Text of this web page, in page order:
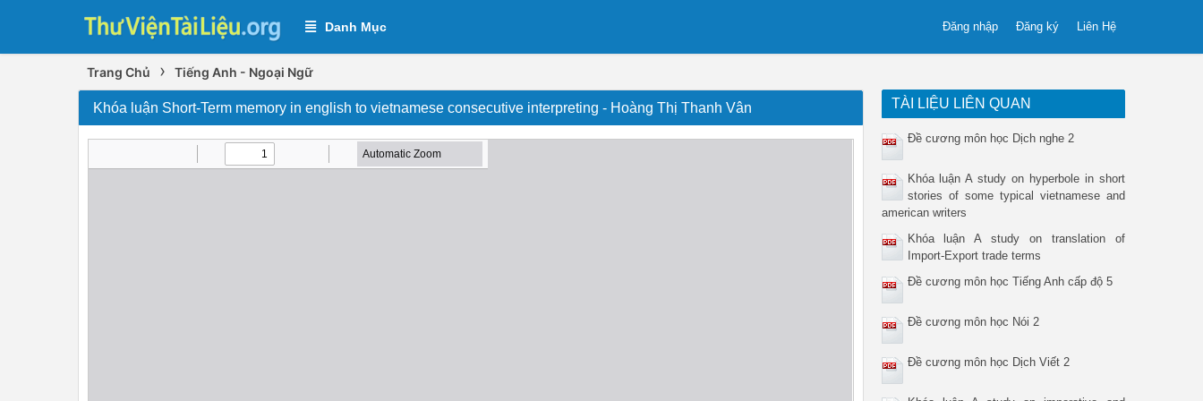
Danh Mục Liên Hệ
Đăng ký
Đăng nhập
Trang Chủ › Tiếng Anh - Ngoại Ngữ
Khóa luận Short-Term memory in english to vietnamese consecutive interpreting - Hoàng Thị Thanh Vân TÀI LIỆU LIÊN QUAN
Đề cương môn học Dịch nghe 2
Khóa luận A study on hyperbole in short
stories of some typical vietnamese and
american writers
Khóa luận A study on translation of
Import-Export trade terms
Đề cương môn học Tiếng Anh cấp độ 5
Đề cương môn học Nói 2
Đề cương môn học Dịch Viết 2